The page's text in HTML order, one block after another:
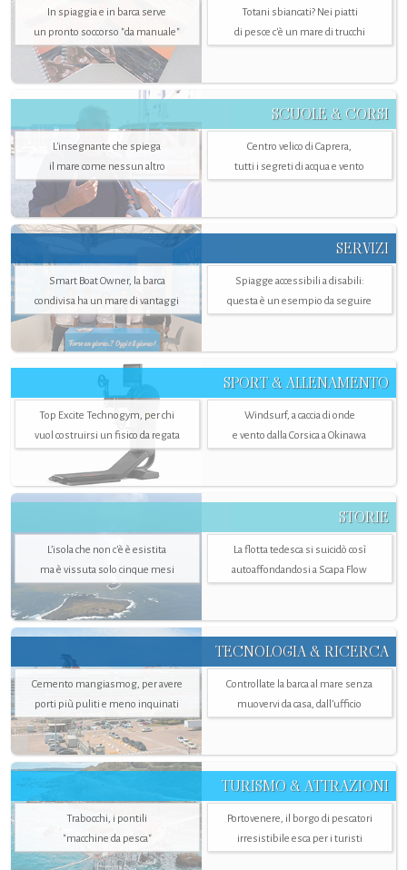
In spiaggia e in barca serve
un pronto soccorso "da manuale"
Totani sbiancati? Nei piatti
di pesce c'è un mare di trucchi
SCUOLE & CORSI
L'insegnante che spiega
il mare come nessun altro
Centro velico di Caprera,
tutti i segreti di acqua e vento
SERVIZI
Smart Boat Owner, la barca
condivisa ha un mare di vantaggi
Spiagge accessibili a disabili:
questa è un esempio da seguire
SPORT & ALLENAMENTO
Top Excite Technogym, per chi
vuol costruirsi un fisico da regata
Windsurf, a caccia di onde
e vento dalla Corsica a Okinawa
STORIE
L’isola che non c'è è esistita
ma è vissuta solo cinque mesi
La flotta tedesca si suicidò così
autoaffondandosi a Scapa Flow
TECNOLOGIA & RICERCA
Cemento mangiasmog, per avere
porti più puliti e meno inquinati
Controllate la barca al mare senza
muovervi da casa, dall’ufficio
TURISMO & ATTRAZIONI
Trabocchi, i pontili
"macchine da pesca"
Portovenere, il borgo di pescatori
irresistibile esca per i turisti